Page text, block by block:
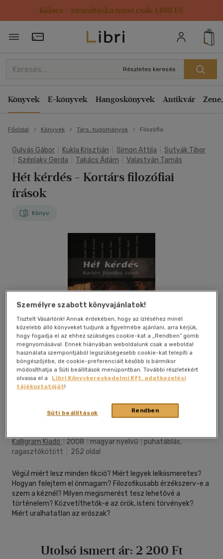
Kulacs / strandtáska most csak 1499 Ft!
Törzsvásárlói Kártya adatai
Részletes keresés
Könyvek E-könyvek Hangoskönyvek Antikvár
Főoldal Könyvek Társ. tudományok Filozófia
Gulyás Gábor Kukla Krisztián Simon Attila
Sutyák Tibor
Széplaky Gerda Takács Ádám Valastyán Tamás
Hét kérdés - Kortárs filozófiai
írások
Könyv
Megosztom
Kalligram Kiadó
2008 magyar nyelvű
puhatáblás,
ragasztókötött
252 oldal
Végül miért lesz minden fikció? Miért legyek lelkiismeretes?
Hogyan felejtem el önmagam? Filozofikusabb érzékszerv-e a
szem a kéznél? Milyen megismerést tesz lehetővé a
történelem? Közvetíthetők-e az örök, isteni törvények?
Miért uralhatatlan az erőszak?
Utolsó ismert ár: 2 200 Ft
Személyre szabott könyvajánlatok!
Tisztelt Vásárlónk! Annak érdekében, hogy az ízléséhez minél
közelebb álló könyveket tudjunk a figyelmébe ajánlani, arra kérjük,
hogy fogadja el az ehhez szükséges cookie-kat a „Rendben” gomb
megnyomásával. Ennek hiányában weboldalunk csak a weboldal
használata szempontjából legszükségesebb cookie-kat telepíti a
böngészőjébe, de cookie-preferenciáit később is bármikor
módosíthatja a Süti beállítások menüpontban. További részletekért
olvassa el a
Libri Könyvkereskedelmi Kft. adatkezelési
tájékoztatóját!
Rendben
Süti beállítások